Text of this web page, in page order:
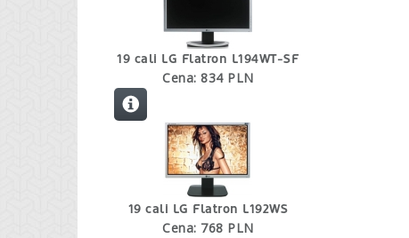
19 cali LG Flatron L194WT-SF
Cena: 834 PLN
19 cali LG Flatron L192WS
Cena: 768 PLN